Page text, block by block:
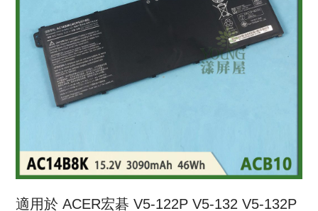
適用於 ACER宏碁 V5-122P V5-132 V5-132P